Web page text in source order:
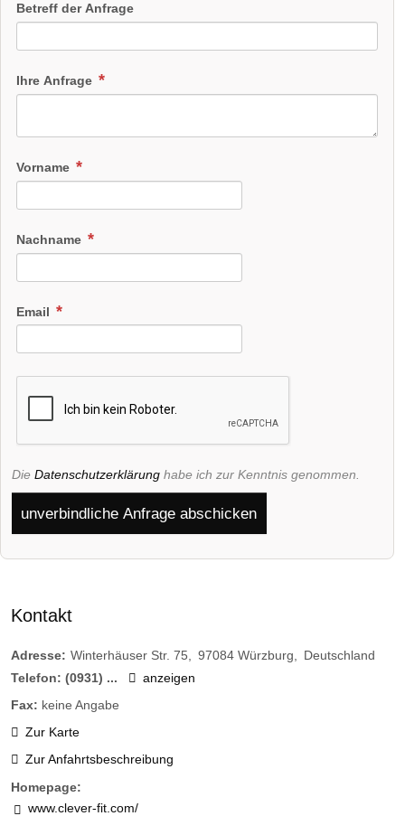
Betreff der Anfrage
Ihre Anfrage
Vorname
Nachname
Email
Die Datenschutzerklärung habe ich zur Kenntnis genommen.
unverbindliche Anfrage abschicken
Kontakt
Adresse: Winterhäuser Str. 75 97084 Würzburg
Deutschland
Telefon: (0931) ...
anzeigen
Fax: keine Angabe
Zur Karte
Zur Anfahrtsbeschreibung
Homepage:
www.clever-fit.com/